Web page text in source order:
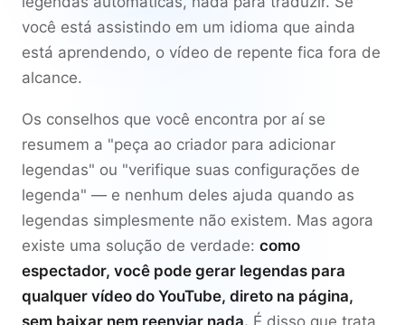
você está assistindo em um idioma que ainda
está aprendendo, o vídeo de repente fica fora de
alcance.
Os conselhos que você encontra por aí se
resumem a "peça ao criador para adicionar
legendas" ou "verifique suas configurações de
legenda" — e nenhum deles ajuda quando as
legendas simplesmente não existem. Mas agora
existe uma solução de verdade: como
espectador, você pode gerar legendas para
qualquer vídeo do YouTube, direto na página,
sem baixar nem reenviar nada. É disso que trata